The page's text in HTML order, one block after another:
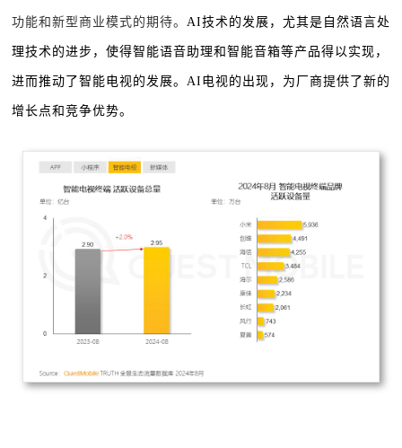
功能和新型商业模式的期待。 AI技术的发展，尤其是自然语言处
理技术的进步，使得智能语音助理和智能音箱等产品得以实现，
进而推动了智能电视的发展。AI电视的出现，为厂商提供了新的
增长点和竞争优势。